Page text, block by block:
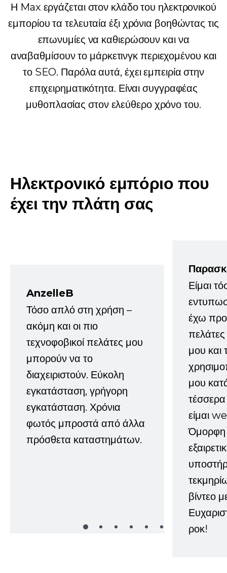
Η Max εργάζεται στον κλάδο του ηλεκτρονικού
εμπορίου τα τελευταία έξι χρόνια βοηθώντας τις
επωνυμίες να καθιερώσουν και να
αναβαθμίσουν το μάρκετινγκ περιεχομένου και
το SEO. Παρόλα αυτά, έχει εμπειρία στην
επιχειρηματικότητα. Είναι συγγραφέας
μυθοπλασίας στον ελεύθερο χρόνο του.
Ηλεκτρονικό εμπόριο που
έχει την πλάτη σας
AnzelleB
Τόσο απλό στη χρήση –
ακόμη και οι πιο
τεχνοφοβικοί πελάτες μου
μπορούν να το
διαχειριστούν. Εύκολη
εγκατάσταση, γρήγορη
εγκατάσταση. Χρόνια
φωτός μπροστά από άλλα
πρόσθετα καταστημάτων.
Είμαι
έχω
μου και
μου
είμαι
Όμορφη
βίντεο
ροκ!